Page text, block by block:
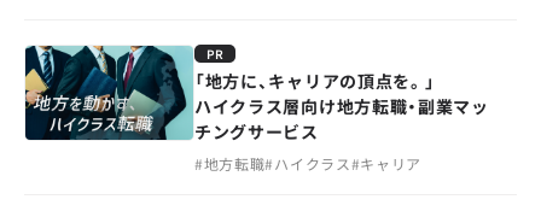
PR
「地方に、キャリアの頂点を。」
ハイクラス層向け地方転職・副業マッ
チングサービス
#地方転職#ハイクラス#キャリア